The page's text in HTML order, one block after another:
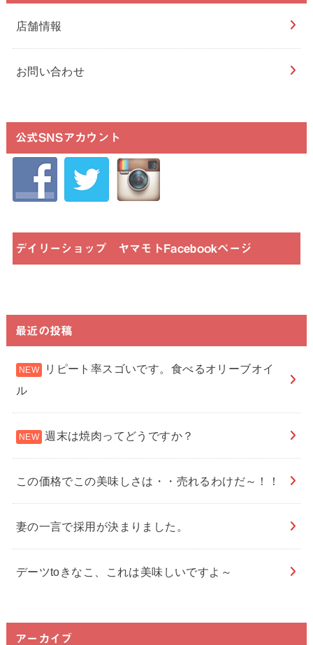
店舗情報
お問い合わせ
公式SNSアカウント
デイリーショップ ヤマモトFacebookページ
最近の投稿
リピート率スゴいです。食べるオリーブオイ
ル
週末は焼肉ってどうですか？
この価格でこの美味しさは・・売れるわけだ～！！
妻の一言で採用が決まりました。
デーツtoきなこ、これは美味しいですよ～
アーカイブ